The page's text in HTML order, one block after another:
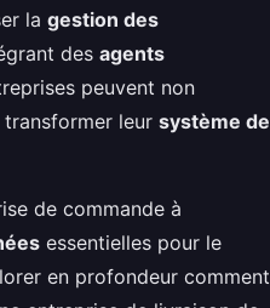
la gestion des
des agents
peuvent non
transformer leur système de
de commande à
essentielles pour le
en profondeur comment